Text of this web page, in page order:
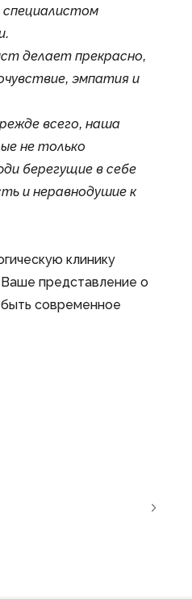
делает прекрасно,
эмпатия и
всего, наша
не только
берегущие в себе
и неравнодушие к
клинику
представление о
современное